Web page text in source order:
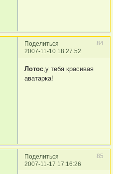
Поделиться
84
2007-11-10 18:27:52
Лотос ,у тебя красивая
аватарка!
Поделиться
85
2007-11-17 17:16:26